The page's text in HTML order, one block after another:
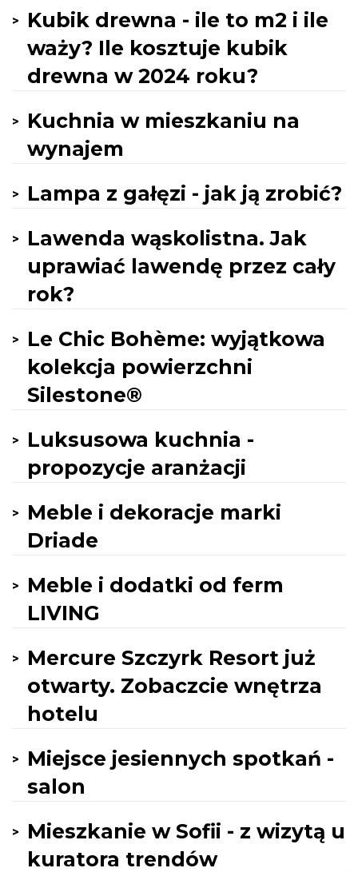
Kubik drewna - ile to m2 i ile
waży? Ile kosztuje kubik
drewna w 2024 roku?
Kuchnia w mieszkaniu na
wynajem
Lampa z gałęzi - jak ją zrobić?
Lawenda wąskolistna. Jak
uprawiać lawendę przez cały
rok?
Le Chic Bohème: wyjątkowa
kolekcja powierzchni
Silestone®
Luksusowa kuchnia -
propozycje aranżacji
Meble i dekoracje marki
Driade
Meble i dodatki od ferm
LIVING
Mercure Szczyrk Resort już
otwarty. Zobaczcie wnętrza
hotelu
Miejsce jesiennych spotkań -
salon
Mieszkanie w Sofii - z wizytą u
kuratora trendów